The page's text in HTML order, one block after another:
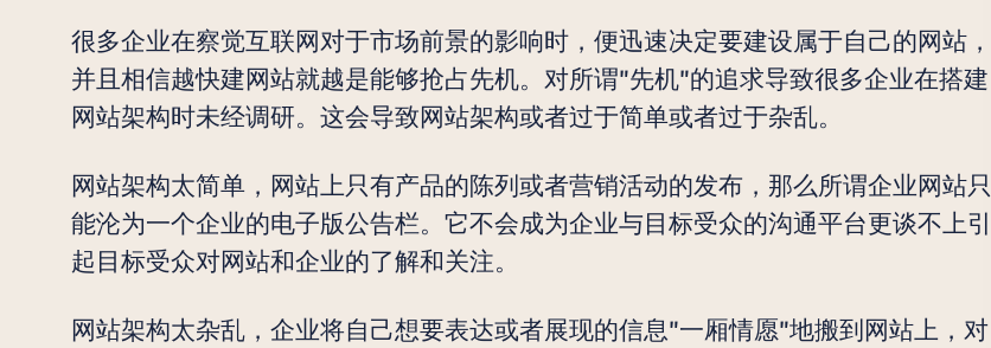
很多企业在察觉互联网对于市场前景的影响时，便迅速决定要建设属于自己的网站，
并且相信越快建网站就越是能够抢占先机。对所谓"先机"的追求导致很多企业在搭建
网站架构时未经调研。这会导致网站架构或者过于简单或者过于杂乱。
网站架构太简单，网站上只有产品的陈列或者营销活动的发布，那么所谓企业网站只
能沦为一个企业的电子版公告栏。它不会成为企业与目标受众的沟通平台更谈不上引
起目标受众对网站和企业的了解和关注。
网站架构太杂乱，企业将自己想要表达或者展现的信息"一厢情愿"地搬到网站上，对